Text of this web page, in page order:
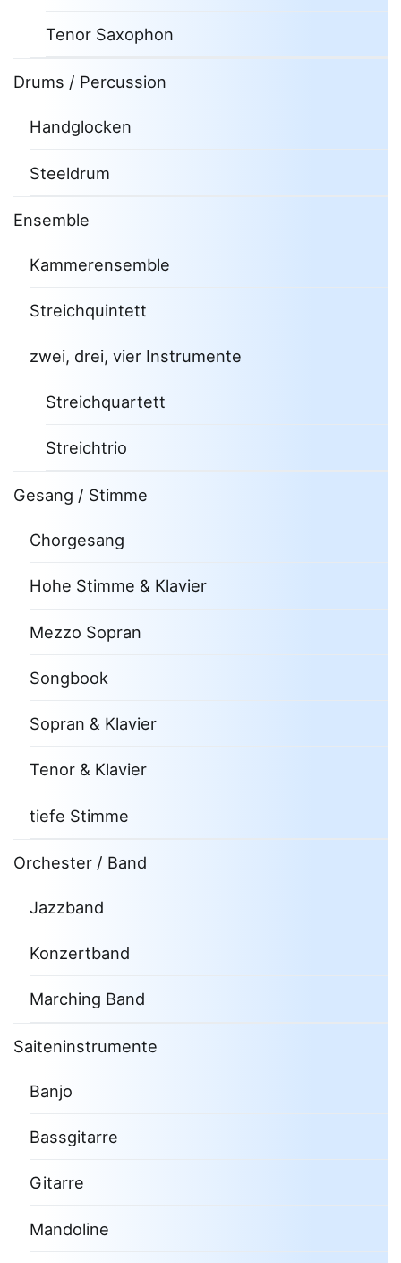
Tenor Saxophon
Drums / Percussion
Handglocken
Steeldrum
Ensemble
Kammerensemble
Streichquintett
zwei, drei, vier Instrumente
Streichquartett
Streichtrio
Gesang / Stimme
Chorgesang
Hohe Stimme & Klavier
Mezzo Sopran
Songbook
Sopran & Klavier
Tenor & Klavier
tiefe Stimme
Orchester / Band
Jazzband
Konzertband
Marching Band
Saiteninstrumente
Banjo
Bassgitarre
Gitarre
Mandoline